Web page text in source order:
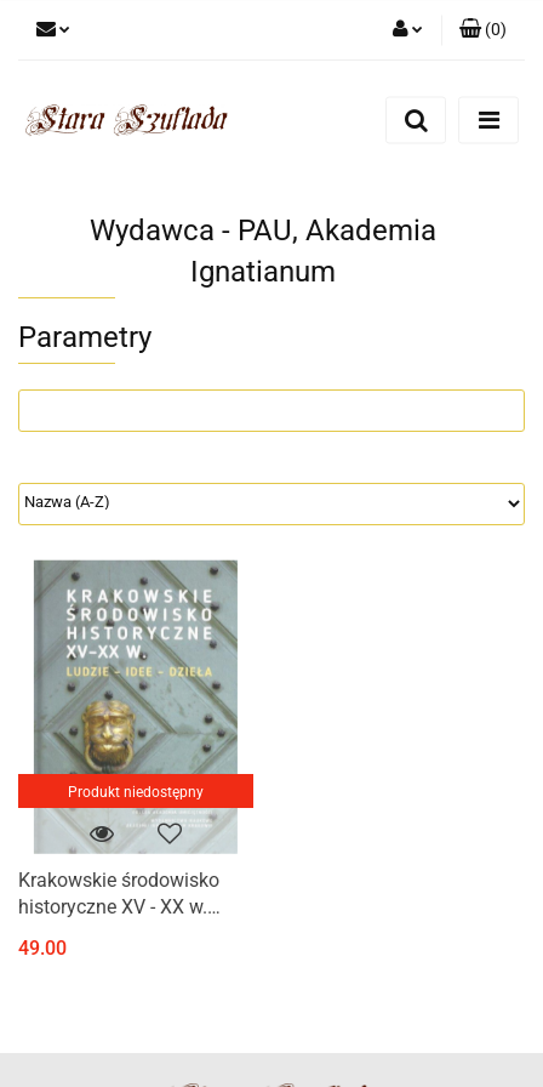
Zarejestruj się
(0)
Wydawca - PAU, Akademia
Ignatianum
Parametry
Produkt niedostępny
Krakowskie środowisko
historyczne XV - XX w.
49.00